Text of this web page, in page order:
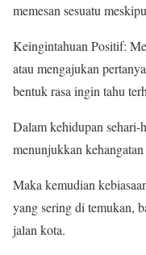
memesan sesuatu
Keingintahuan Positif:
atau mengajukan
bentuk rasa ingin tahu
Dalam kehidupan
menunjukkan
Maka kemudian
yang sering di temukan,
jalan kota.